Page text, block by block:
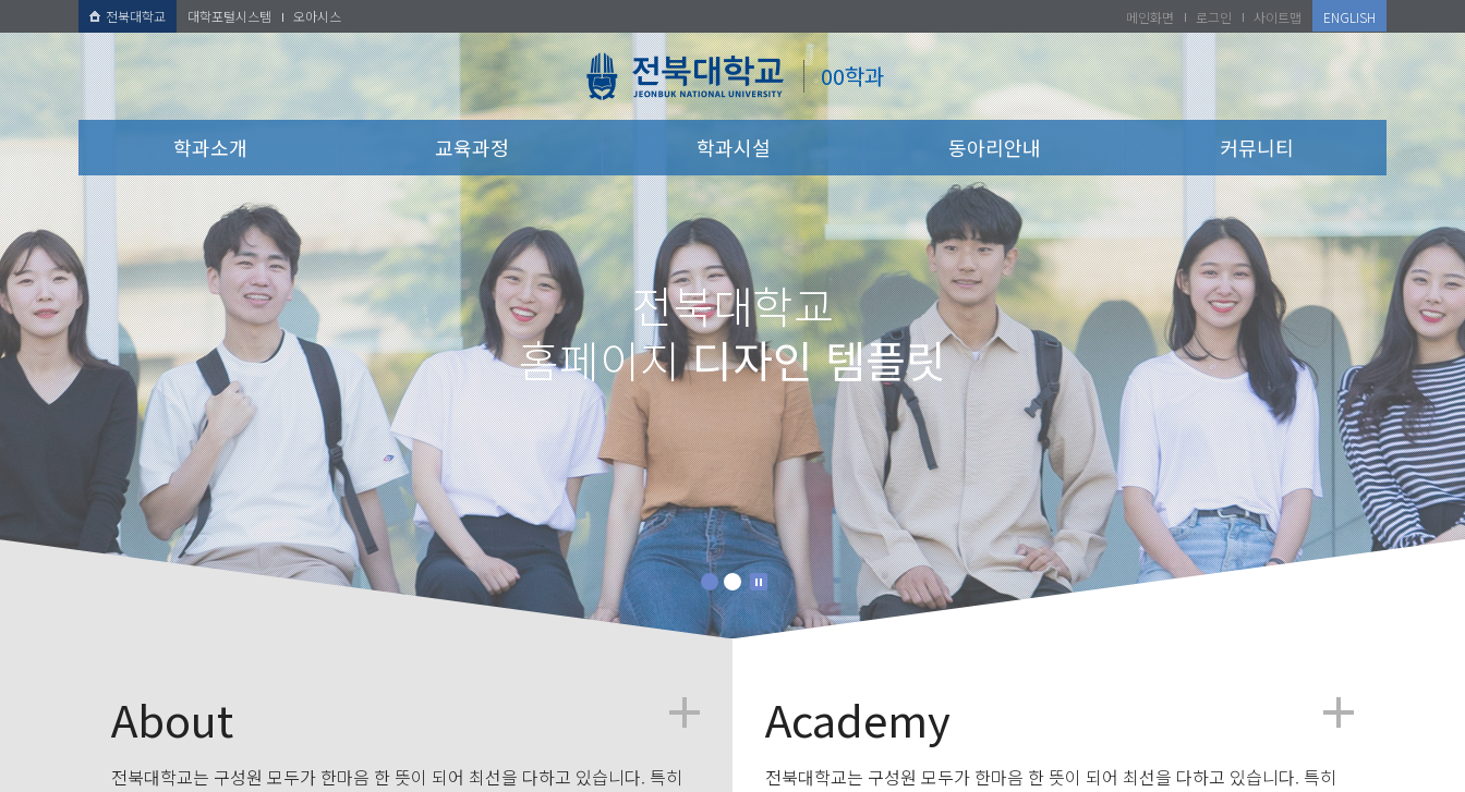
전북대학교 대학포털시스템 오아시스
00학과
메인화면 로그인 사이트맵 ENGLISH
학과소개 교육과정 학과시설 동아리안내 커뮤니티
전북대학교
홈페이지디자인 템플릿
About
전북대학교는 구성원 모두가 한마음 한 뜻이 되어 최선을 다하고 있습니다. 특히
Academy
전북대학교는 구성원 모두가 한마음 한 뜻이 되어 최선을 다하고 있습니다. 특히